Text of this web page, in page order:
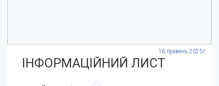
16 травень 2025г.
ІНФОРМАЦІЙНИЙ ЛИСТ